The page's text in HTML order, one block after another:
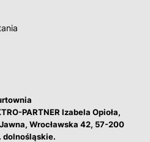
PARTNER Izabela Opioła,
Wrocławska 42, 57-200
dolnośląskie.